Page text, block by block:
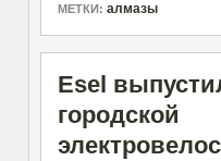
МЕТКИ: алмазы
Esel
городской